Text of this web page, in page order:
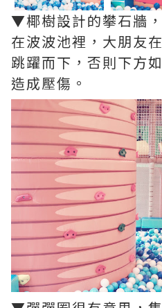
▼椰樹設計的攀石牆
在波波池裡，大朋友
跳躍而下，否則下方
造成壓傷。